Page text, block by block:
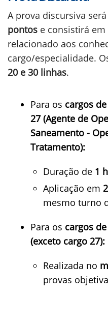
A prova discursiva
pontos e consistirá
relacionado aos
cargo/especialidade.
20 e 30 linhas.
Para os cargos
27 (Agente de
Saneamento -
Tratamento):
Duração de 1
Aplicação em
mesmo turno
Para os cargos
(exceto cargo 27):
Realizada no
provas